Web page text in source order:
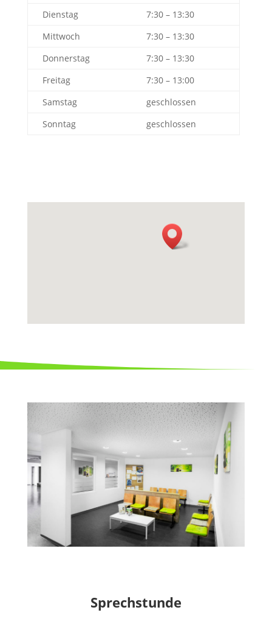
Dienstag
7:30 – 13:30
Mittwoch
7:30 – 13:30
Donnerstag
7:30 – 13:30
Freitag
7:30 – 13:00
Samstag
geschlossen
Sonntag
geschlossen
Sprechstunde